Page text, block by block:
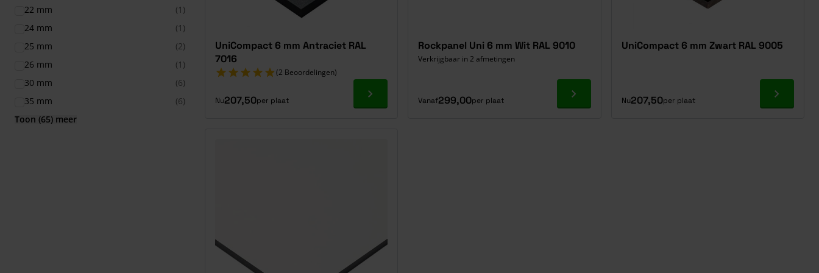
22 mm
(1)
24 mm
(1)
25 mm
(2)
26 mm
(1)
30 mm
(6)
35 mm
(6)
Toon (65) meer
UniCompact 6 mm Antraciet RAL
7016
(2 Beoordelingen)
Nu207,50per plaat Ga naar product
Rockpanel Uni 6 mm Wit RAL 9010
Verkrijgbaar in 2 afmetingen
Vanaf299,00per plaat Ga naar product
UniCompact 6 mm Zwart RAL 9005
Nu207,50per plaat Ga naar